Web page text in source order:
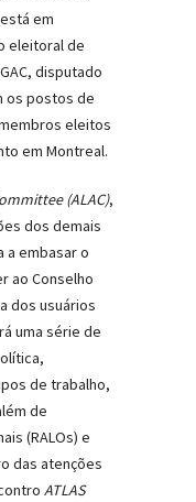
em
eleitoral de
disputado
os postos de
eleitos
em Montreal.
(ALAC),
dos demais
a embasar o
ao Conselho
dos usuários
uma série de
de trabalho,
de
(RALOs) e
das atenções
ATLAS